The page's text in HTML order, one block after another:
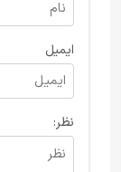
ایمیل
نظر: